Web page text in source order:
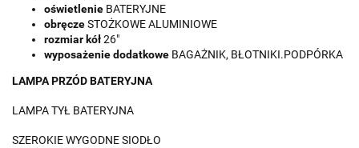
oświetlenie BATERYJNE
obręczeSTOŻKOWE ALUMINIOWE
rozmiar kół26"
wyposażeniedodatkowe BAGAŻNIK, BŁOTNIKI.PODPÓRKA
LAMPA PRZÓD BATERYJNA
LAMPA TYŁ BATERYJNA
SZEROKIE WYGODNE SIODŁO